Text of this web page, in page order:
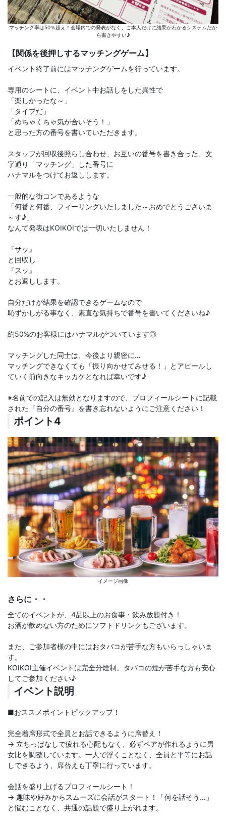
マッチング率は50％超え！会場内での発表がなく、ご本人だけに結果がわかるシステムだか
ら書きやすい♪
【関係を後押しするマッチングゲーム】
イベント終了前にはマッチングゲームを行っています。
専用のシートに、イベント中お話しをした異性で
「楽しかったな～」
「タイプだ」
「めちゃくちゃ気が合いそう！」
と思った方の番号を書いていただきます。
スタッフが回収後照らし合わせ、お互いの番号を書き合った、文
字通り「マッチング」した番号に
ハナマルをつけてお返しします。
一般的な街コンであるような
「何番と何番、フィーリングいたしました～おめでとうございま
～す♪」
なんて発表はKOIKOIでは一切いたしません！
『サッ』
と回収し
『スッ』
とお返しします。
自分だけが結果を確認できるゲームなので
恥ずかしがる事なく、素直な気持ちで番号を書いてくださいね♪
約50%のお客様にはハナマルがついています◎
マッチングした同士は、今後より親密に…
マッチングできなくても「振り向かせてみせる！」とアピールし
ていく前向きなキッカケとなれば幸いです♪
※名前での記入は無効となりますので、プロフィールシートに記載
された『自分の番号』を書き忘れないようにご注意ください！
ポイント4
イメージ画像
さらに・・
全てのイベントが、4品以上のお食事・飲み放題付き！
お酒が飲めない方のためにソフトドリンクもございます。
また、ご参加者様の中にはおタバコが苦手な方もいらっしゃいま
す。
KOIKOI主催イベントは完全分煙制。タバコの煙が苦手な方も安心
してご参加ください♪
イベント説明
■おススメポイントピックアップ！
完全着席形式で全員とお話できるように席替え！
→ 立ちっぱなしで疲れる心配もなく、必ずペアが作れるように男
女比を調整しています。一人で浮くことなく、全員と平等にお話
しできるよう、席替えも丁寧に行っています。
会話を盛り上げるプロフィールシート！
→ 趣味や好みからスムーズに会話がスタート！「何を話そう…」
と悩むことなく、共通の話題で盛り上がれます。